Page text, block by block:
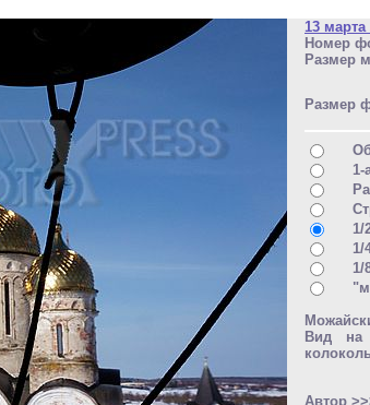
13 марта
Номер
Размер
Размер
1-
1/
1/
1/
Вид на
Автор